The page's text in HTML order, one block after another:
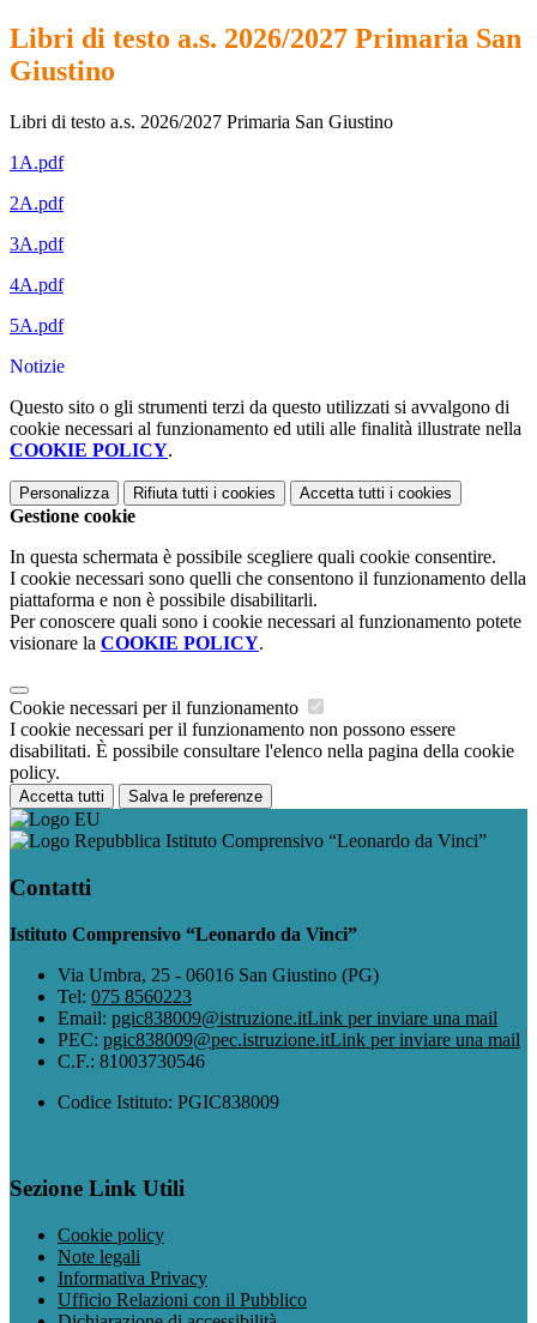
Libri di testo a.s. 2026/2027 Primaria San
Giustino
Libri di testo a.s. 2026/2027 Primaria San Giustino
1A.pdf
2A.pdf
3A.pdf
4A.pdf
5A.pdf
Notizie
Questo sito o gli strumenti terzi da questo utilizzati si avvalgono di
cookie necessari al funzionamento ed utili alle finalità illustrate nella
COOKIE POLICY.
Personalizza Rifiuta tutti i cookies Accetta tutti i cookies
Gestione cookie
In questa schermata è possibile scegliere quali cookie consentire.
I cookie necessari sono quelli che consentono il funzionamento della
piattaforma e non è possibile disabilitarli.
Per conoscere quali sono i cookie necessari al funzionamento potete
visionare la COOKIE POLICY.
Cookie necessari per il funzionamento
I cookie necessari per il funzionamento non possono essere
disabilitati. È possibile consultare l'elenco nella pagina della cookie
policy.
Accetta tutti Salva le preferenze
Istituto Comprensivo “Leonardo da Vinci”
Contatti
Istituto Comprensivo “Leonardo da Vinci”
Via Umbra, 25 - 06016 San Giustino (PG)
Tel: 075 8560223
Email: pgic838009@istruzione.itLink per inviare una mail
PEC: pgic838009@pec.istruzione.itLink per inviare una mail
C.F.: 81003730546
Codice Istituto: PGIC838009
Sezione Link Utili
Cookie policy
Note legali
Informativa Privacy
Ufficio Relazioni con il Pubblico